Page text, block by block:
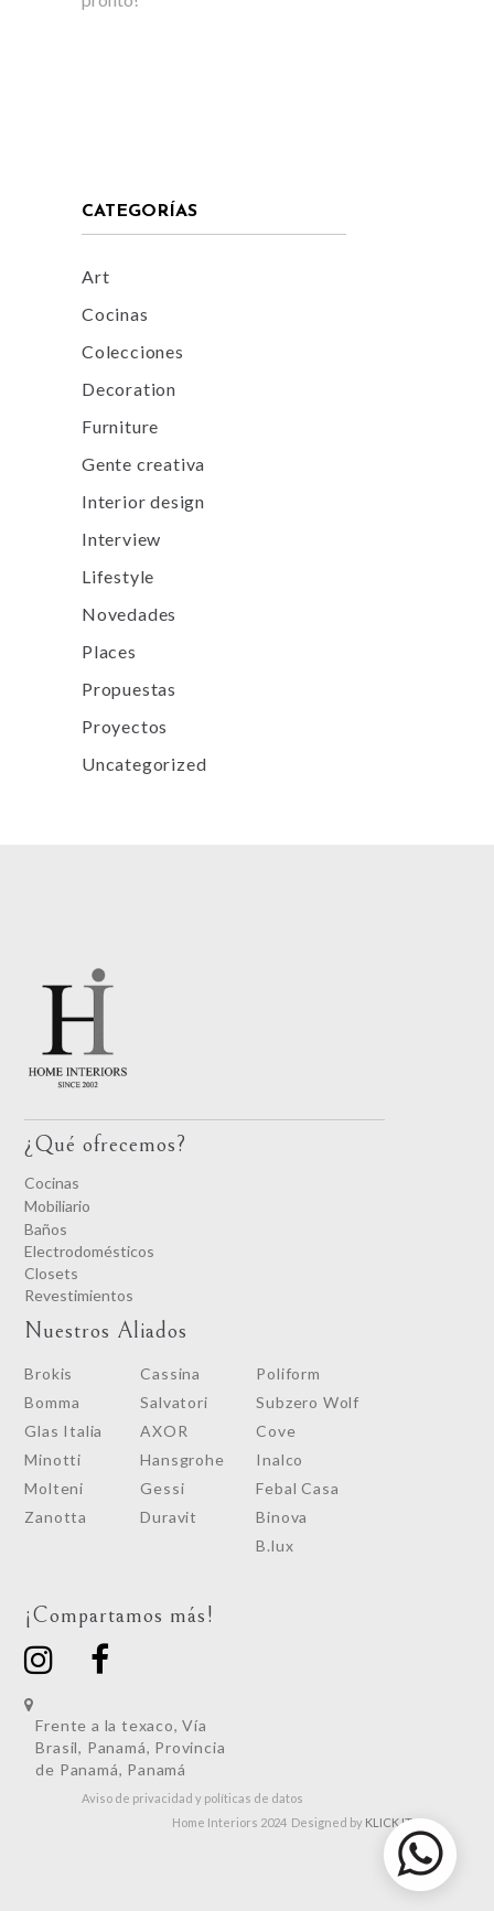
CATEGORÍAS
Art
Cocinas
Colecciones
Decoration
Furniture
Gente creativa
Interior design
Interview
Lifestyle
Novedades
Places
Propuestas
Proyectos
Uncategorized
¿Qué ofrecemos?
Cocinas
Mobiliario
Baños
Electrodomésticos
Closets
Revestimientos
Nuestros Aliados
Brokis
Bomma
Glas Italia
Minotti
Molteni
Zanotta
Cassina
Salvatori
AXOR
Hansgrohe
Gessi
Duravit
Poliform
Subzero Wolf
Cove
Inalco
Febal Casa
Binova
B.lux
¡Compartamos más!
Frente a la texaco, Vía
Brasil, Panamá, Provincia
de Panamá, Panamá
Aviso de privacidad y políticas de datos
Home Interiors 2024 Designed by KLICK IT